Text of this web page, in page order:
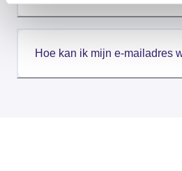
Hoe kan ik mijn e-mailadres